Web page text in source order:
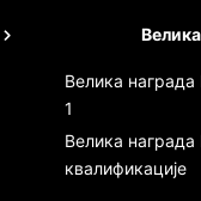
Велика
1
Велика
квалификације